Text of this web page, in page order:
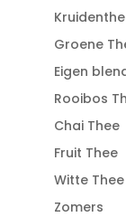
Groene
Eigen
Rooibos
Chai Thee
Fruit Thee
Witte Thee
Zomers